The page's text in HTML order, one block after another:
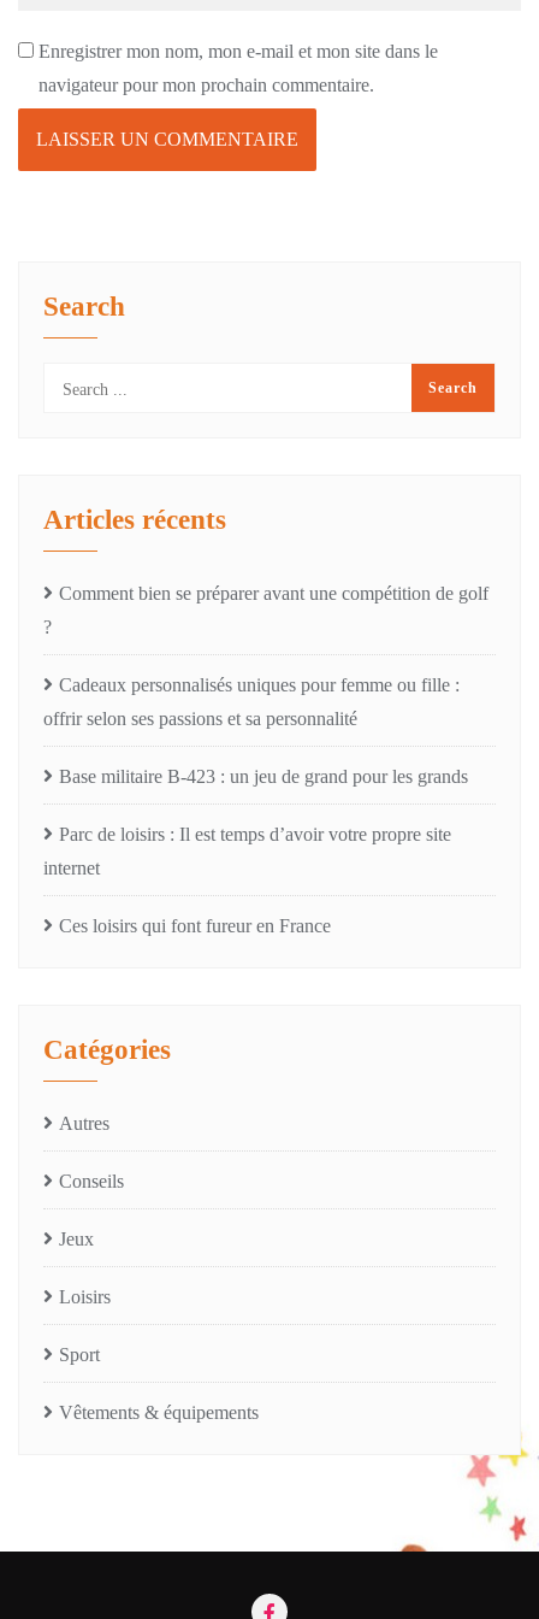
Enregistrer mon nom, mon e-mail et mon site dans le
navigateur pour mon prochain commentaire.
Search
Articles récents
Comment bien se préparer avant une compétition de golf
?
Cadeaux personnalisés uniques pour femme ou fille :
offrir selon ses passions et sa personnalité
Base militaire B-423 : un jeu de grand pour les grands
Parc de loisirs : Il est temps d’avoir votre propre site
internet
Ces loisirs qui font fureur en France
Catégories
Autres
Conseils
Jeux
Loisirs
Sport
Vêtements & équipements